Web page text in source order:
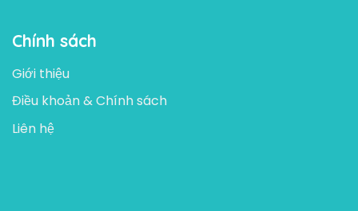
Chính sách
Giới thiệu
Điều khoản & Chính sách
Liên hệ